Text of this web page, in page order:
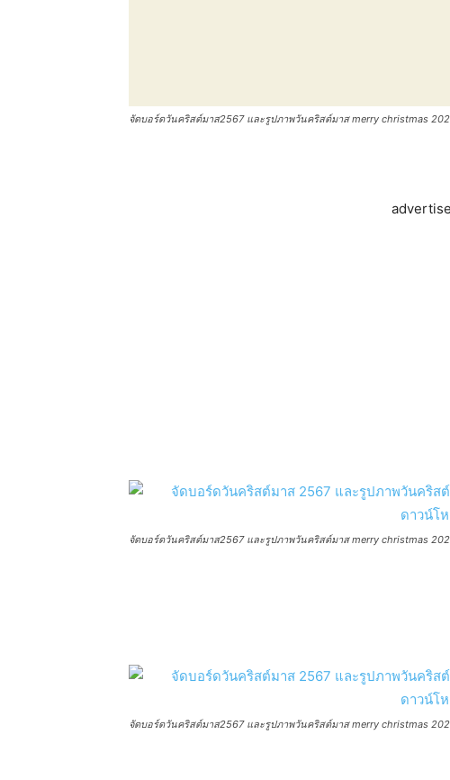
จัดบอร์ดวันคริสต์มาส2567 และรูปภาพวันคริสต์มาส merry christmas
จัดบอร์ดวันคริสต์มาส2567 และรูปภาพวันคริสต์มาส merry christmas
จัดบอร์ดวันคริสต์มาส2567 และรูปภาพวันคริสต์มาส merry christmas